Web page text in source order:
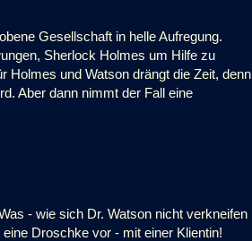
Gesellschaft in helle Aufregung.
Sherlock Holmes um Hilfe zu
Holmes und Watson drängt die Zeit, denn
Aber dann nimmt der Fall eine
- wie sich Dr. Watson nicht verkneifen
Droschke vor - mit einer Klientin!